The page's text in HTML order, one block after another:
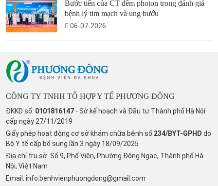
Bước tiến của CT đếm photon trong đánh giá
bệnh lý tim mạch và ung bướu
06-07-2026
CÔNG TY TNHH TỔ HỢP Y TẾ PHƯƠNG ĐÔNG
ĐKKD số: 0101816147 - Sở kế hoạch và Đầu tư Thành phố Hà Nội
cấp ngày 27/11/2019
Giấy phép hoạt động cơ sở khám chữa bệnh số 234/BYT-GPHD do
Bộ Y tế cấp bổ sung lần 3 ngày 18/09/2025
Địa chỉ trụ sở: Số 9, Phố Viên, Phường Đông Ngạc, Thành phố Hà
Nội, Việt Nam
Email: info.benhvienphuongdong@gmail.com